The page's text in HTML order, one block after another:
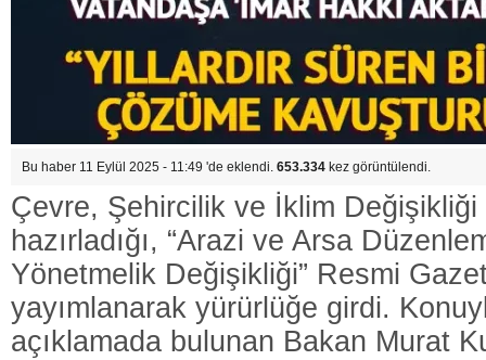
Bu haber 11 Eylül 2025 - 11:49 'de eklendi. 653.334 kez görüntülendi.
Çevre, Şehircilik ve İklim Değişikliği
hazırladığı, “Arazi ve Arsa
Yönetmelik Değişikliği” Resmi
yayımlanarak yürürlüğe girdi.
açıklamada bulunan Bakan Murat